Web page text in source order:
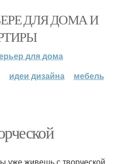
ДЛЯ ДОМА И
для дома
идеи дизайна мебель